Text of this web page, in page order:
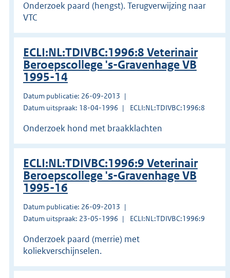
Onderzoek paard (hengst). Terugverwijzing naar
VTC
ECLI:NL:TDIVBC:1996:8 Veterinair
Beroepscollege 's-Gravenhage VB
1995-14
Datum publicatie: 26-09-2013
Datum uitspraak: 18-04-1996
ECLI:NL:TDIVBC:1996:8
Onderzoek hond met braakklachten
ECLI:NL:TDIVBC:1996:9 Veterinair
Beroepscollege 's-Gravenhage VB
1995-16
Datum publicatie: 26-09-2013
Datum uitspraak: 23-05-1996
ECLI:NL:TDIVBC:1996:9
Onderzoek paard (merrie) met
koliekverschijnselen.